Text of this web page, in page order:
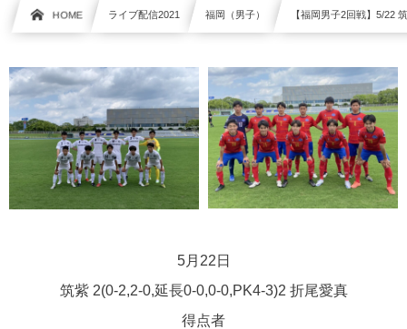
HOME ライブ配信2021 福岡（男子） 【福岡男子2回戦】5/22
5月22日
筑紫 2(0-2,2-0,延長0-0,0-0,PK4-3)2 折尾愛真
得点者